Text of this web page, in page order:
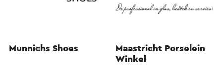
Munnichs Shoes
Maastricht Porselein
Winkel